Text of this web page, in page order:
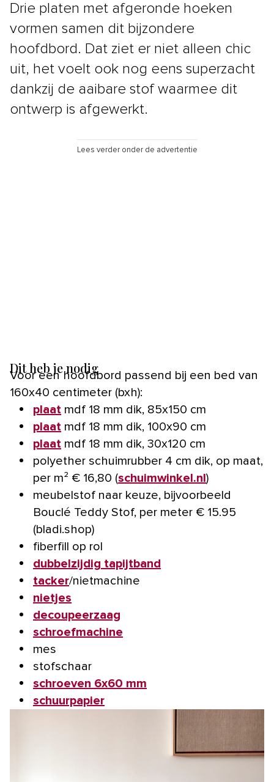
Drie platen met afgeronde hoeken
vormen samen dit bijzondere
hoofdbord. Dat ziet er niet alleen chic
uit, het voelt ook nog eens superzacht
dankzij de aaibare stof waarmee dit
ontwerp is afgewerkt.
Lees verder onder de advertentie
Dit heb je nodig
Voor een hoofdbord passend bij een bed van
160x40 centimeter (bxh):
plaat mdf 18 mm dik, 85x150 cm
plaat mdf 18 mm dik, 100x90 cm
plaat mdf 18 mm dik, 30x120 cm
polyether schuimrubber 4 cm dik, op maat,
per m² € 16,80 (schuimwinkel.nl)
meubelstof naar keuze, bijvoorbeeld
Bouclé Teddy Stof, per meter € 15.95
(bladi.shop)
fiberfill op rol
dubbelzijdig tapijtband
tacker/nietmachine
nietjes
decoupeerzaag
schroefmachine
mes
stofschaar
schroeven 6x60 mm
schuurpapier